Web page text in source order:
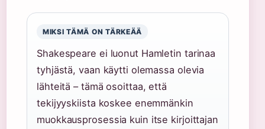
MIKSI TÄMÄ ON TÄRKEÄÄ
Shakespeare ei luonut Hamletin tarinaa
tyhjästä, vaan käytti olemassa olevia
lähteitä – tämä osoittaa, että
tekijyyskiista koskee enemmänkin
muokkausprosessia kuin itse kirjoittajan